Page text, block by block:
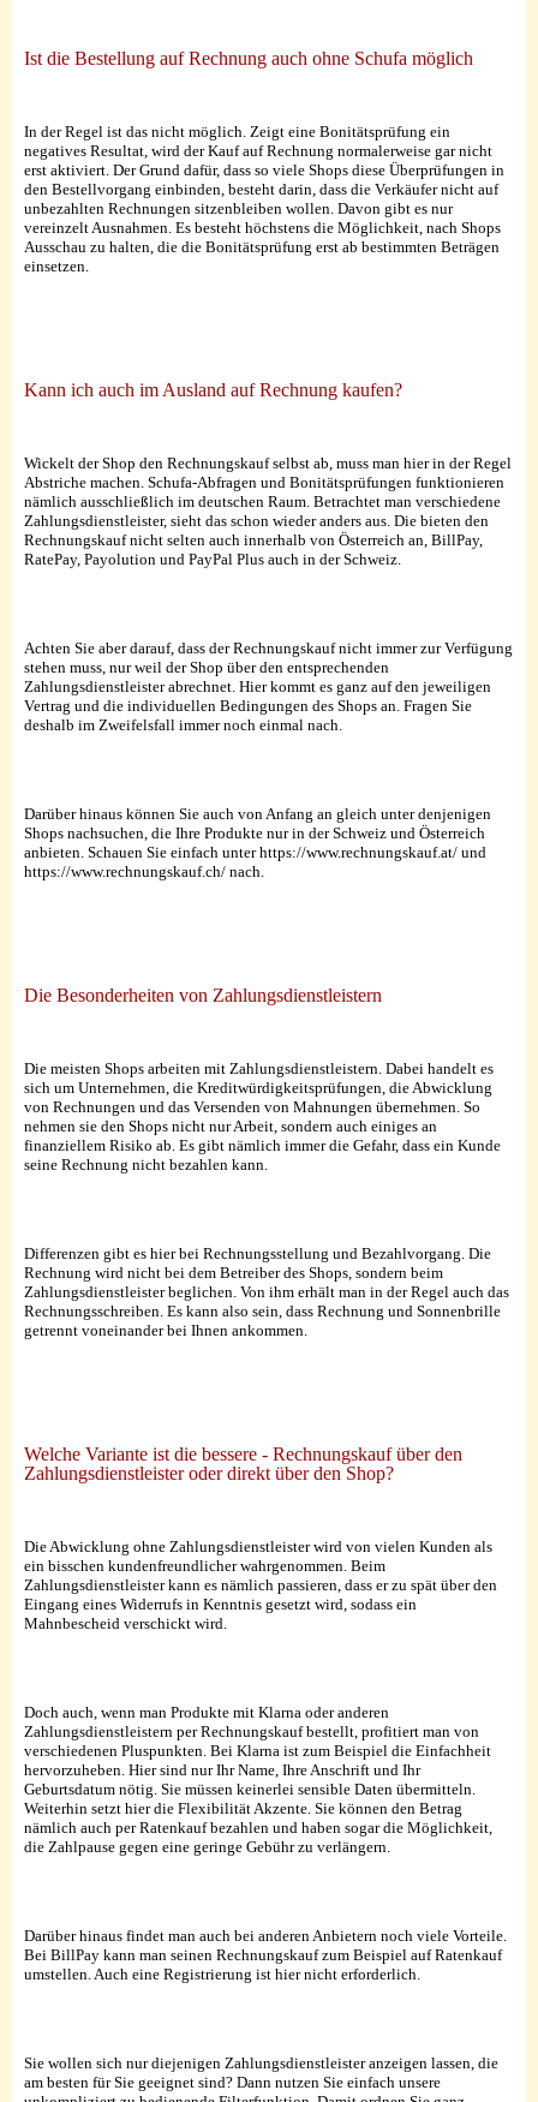
Ist die Bestellung auf Rechnung auch ohne Schufa möglich
In der Regel ist das nicht möglich. Zeigt eine Bonitätsprüfung ein
negatives Resultat, wird der Kauf auf Rechnung normalerweise gar nicht
erst aktiviert. Der Grund dafür, dass so viele Shops diese Überprüfungen in
den Bestellvorgang einbinden, besteht darin, dass die Verkäufer nicht auf
unbezahlten Rechnungen sitzenbleiben wollen. Davon gibt es nur
vereinzelt Ausnahmen. Es besteht höchstens die Möglichkeit, nach Shops
Ausschau zu halten, die die Bonitätsprüfung erst ab bestimmten Beträgen
einsetzen.
Kann ich auch im Ausland auf Rechnung kaufen?
Wickelt der Shop den Rechnungskauf selbst ab, muss man hier in der Regel
Abstriche machen. Schufa-Abfragen und Bonitätsprüfungen funktionieren
nämlich ausschließlich im deutschen Raum. Betrachtet man verschiedene
Zahlungsdienstleister, sieht das schon wieder anders aus. Die bieten den
Rechnungskauf nicht selten auch innerhalb von Österreich an, BillPay,
RatePay, Payolution und PayPal Plus auch in der Schweiz.
Achten Sie aber darauf, dass der Rechnungskauf nicht immer zur Verfügung
stehen muss, nur weil der Shop über den entsprechenden
Zahlungsdienstleister abrechnet. Hier kommt es ganz auf den jeweiligen
Vertrag und die individuellen Bedingungen des Shops an. Fragen Sie
deshalb im Zweifelsfall immer noch einmal nach.
Darüber hinaus können Sie auch von Anfang an gleich unter denjenigen
Shops nachsuchen, die Ihre Produkte nur in der Schweiz und Österreich
anbieten. Schauen Sie einfach unter https://www.rechnungskauf.at/ und
https://www.rechnungskauf.ch/ nach.
Die Besonderheiten von Zahlungsdienstleistern
Die meisten Shops arbeiten mit Zahlungsdienstleistern. Dabei handelt es
sich um Unternehmen, die Kreditwürdigkeitsprüfungen, die Abwicklung
von Rechnungen und das Versenden von Mahnungen übernehmen. So
nehmen sie den Shops nicht nur Arbeit, sondern auch einiges an
finanziellem Risiko ab. Es gibt nämlich immer die Gefahr, dass ein Kunde
seine Rechnung nicht bezahlen kann.
Differenzen gibt es hier bei Rechnungsstellung und Bezahlvorgang. Die
Rechnung wird nicht bei dem Betreiber des Shops, sondern beim
Zahlungsdienstleister beglichen. Von ihm erhält man in der Regel auch das
Rechnungsschreiben. Es kann also sein, dass Rechnung und Sonnenbrille
getrennt voneinander bei Ihnen ankommen.
Welche Variante ist die bessere - Rechnungskauf über den
Zahlungsdienstleister oder direkt über den Shop?
Die Abwicklung ohne Zahlungsdienstleister wird von vielen Kunden als
ein bisschen kundenfreundlicher wahrgenommen. Beim
Zahlungsdienstleister kann es nämlich passieren, dass er zu spät über den
Eingang eines Widerrufs in Kenntnis gesetzt wird, sodass ein
Mahnbescheid verschickt wird.
Doch auch, wenn man Produkte mit Klarna oder anderen
Zahlungsdienstleistern per Rechnungskauf bestellt, profitiert man von
verschiedenen Pluspunkten. Bei Klarna ist zum Beispiel die Einfachheit
hervorzuheben. Hier sind nur Ihr Name, Ihre Anschrift und Ihr
Geburtsdatum nötig. Sie müssen keinerlei sensible Daten übermitteln.
Weiterhin setzt hier die Flexibilität Akzente. Sie können den Betrag
nämlich auch per Ratenkauf bezahlen und haben sogar die Möglichkeit,
die Zahlpause gegen eine geringe Gebühr zu verlängern.
Darüber hinaus findet man auch bei anderen Anbietern noch viele Vorteile.
Bei BillPay kann man seinen Rechnungskauf zum Beispiel auf Ratenkauf
umstellen. Auch eine Registrierung ist hier nicht erforderlich.
Sie wollen sich nur diejenigen Zahlungsdienstleister anzeigen lassen, die
am besten für Sie geeignet sind? Dann nutzen Sie einfach unsere